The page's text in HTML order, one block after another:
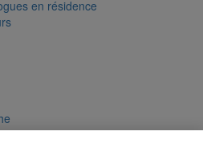
en résidence